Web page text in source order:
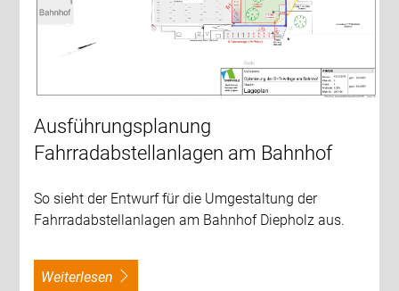
Ausführungsplanung
Fahrradabstellanlagen am Bahnhof
So sieht der Entwurf für die Umgestaltung der
Fahrradabstellanlagen am Bahnhof Diepholz aus.
weiterlesen